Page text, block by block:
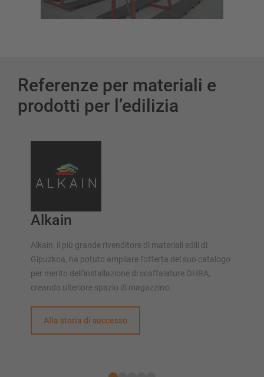
Referenze per materiali e
prodotti per l’edilizia
Alkain
Alkain, il più grande rivenditore di materiali edili di
Gipuzkoa, ha potuto ampliare l’offerta del suo catalogo
per merito dell’installazione di scaffalature OHRA,
creando ulteriore spazio di magazzino.
Alla storia di successo